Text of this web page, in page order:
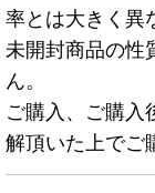
率とは大きく異
未開封商品の性
ん。
ご購入、ご購入
解頂いた上でご